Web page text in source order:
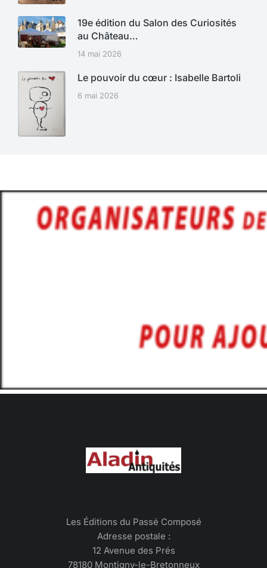
19e édition du Salon des Curiosités
au Château…
14 mai 2026
Le pouvoir du cœur : Isabelle Bartoli
6 mai 2026
Les Éditions du Passé Composé
Adresse postale :
12 Avenue des Prés
78180 Montigny-le-Bretonneux